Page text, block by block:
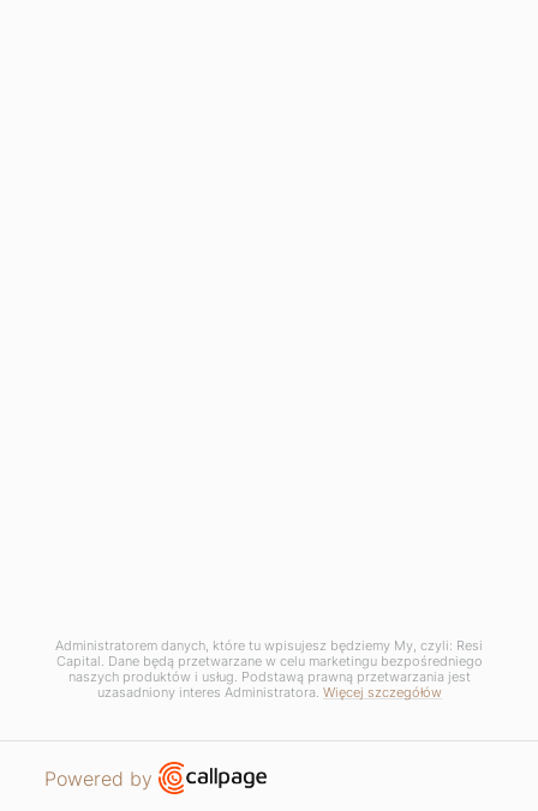
APARTMENTS
Administratorem danych, które tu wpisujesz będziemy My, czyli: Resi
Capital. Dane będą przetwarzane w celu marketingu bezpośredniego
naszych produktów i usług. Podstawą prawną przetwarzania jest
uzasadniony interes Administratora. Więcej szczegółów
Powered by